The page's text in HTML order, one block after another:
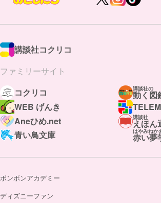
講談社コクリコ
ファミリーサイト
コクリコ
講談社の
動く図
WEB げんき
Aneひめ.net
講談社
えほん
青い鳥文庫
はやみねか
赤い夢
ボンボンアカデミー
ディズニーファン